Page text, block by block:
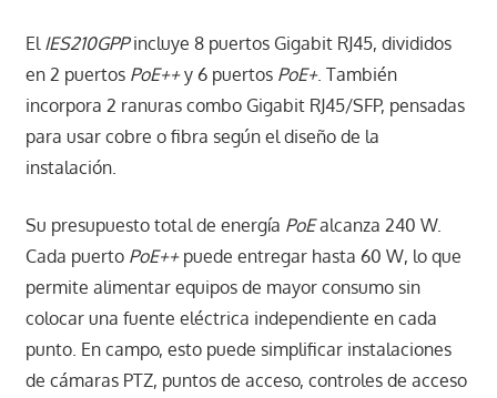
El IES210GPPincluye 8 puertos Gigabit RJ45, divididos
en 2 puertos PoE++y 6 puertos PoE+. También
incorpora 2 ranuras combo Gigabit RJ45/SFP, pensadas
para usar cobre o fibra según el diseño de la
instalación.
Su presupuesto total de energía PoEalcanza 240 W.
Cada puerto PoE++puede entregar hasta 60 W, lo que
permite alimentar equipos de mayor consumo sin
colocar una fuente eléctrica independiente en cada
punto. En campo, esto puede simplificar instalaciones
de cámaras PTZ, puntos de acceso, controles de acceso